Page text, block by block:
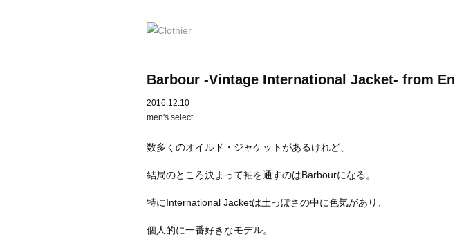
Barbour -Vintage International Jacket- from
2016.12.10
men's select
数多くのオイルド・ジャケットがあるけれど、
結局のところ決まって袖を通すのはBarbourになる。
特にInternational Jacketは土っぽさの中に色気があり、
個人的に一番好きなモデル。